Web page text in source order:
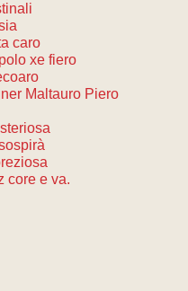
caro
xe fiero
Maltauro Piero
core e va.